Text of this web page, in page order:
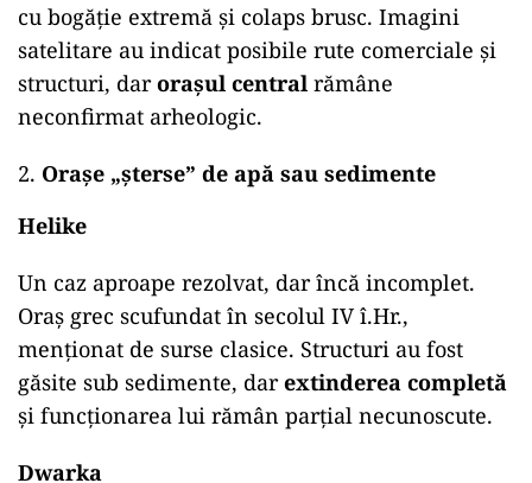
cu bogăție extremă și colaps brusc. Imagini
satelitare au indicat posibile rute comerciale și
structuri, darorașul central rămâne
neconfirmat arheologic.
Orașe „șterse” de apă sau sedimente
Helike
Un caz aproape rezolvat, dar încă incomplet.
Oraș grec scufundat în secolul IV î.Hr.,
menționat de surse clasice. Structuri au fost
găsite sub sedimente, darextinderea completă
și funcționarea lui rămân parțial necunoscute.
Dwarka